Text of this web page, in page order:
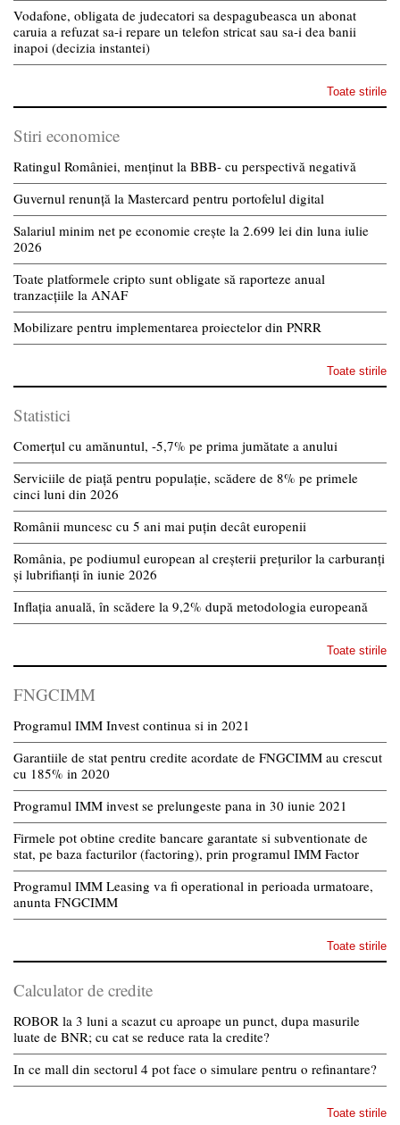
Vodafone, obligata de judecatori sa despagubeasca un abonat
caruia a refuzat sa-i repare un telefon stricat sau sa-i dea banii
inapoi (decizia instantei)
Toate stirile
Stiri economice
Ratingul României, menținut la BBB- cu perspectivă negativă
Guvernul renunță la Mastercard pentru portofelul digital
Salariul minim net pe economie crește la 2.699 lei din luna iulie
2026
Toate platformele cripto sunt obligate să raporteze anual
tranzacțiile la ANAF
Mobilizare pentru implementarea proiectelor din PNRR
Toate stirile
Statistici
Comerțul cu amănuntul, -5,7% pe prima jumătate a anului
Serviciile de piață pentru populație, scădere de 8% pe primele
cinci luni din 2026
Românii muncesc cu 5 ani mai puțin decât europenii
România, pe podiumul european al creșterii prețurilor la carburanți
și lubrifianți în iunie 2026
Inflația anuală, în scădere la 9,2% după metodologia europeană
Toate stirile
FNGCIMM
Programul IMM Invest continua si in 2021
Garantiile de stat pentru credite acordate de FNGCIMM au crescut
cu 185% in 2020
Programul IMM invest se prelungeste pana in 30 iunie 2021
Firmele pot obtine credite bancare garantate si subventionate de
stat, pe baza facturilor (factoring), prin programul IMM Factor
Programul IMM Leasing va fi operational in perioada urmatoare,
anunta FNGCIMM
Toate stirile
Calculator de credite
ROBOR la 3 luni a scazut cu aproape un punct, dupa masurile
luate de BNR; cu cat se reduce rata la credite?
In ce mall din sectorul 4 pot face o simulare pentru o refinantare?
Toate stirile